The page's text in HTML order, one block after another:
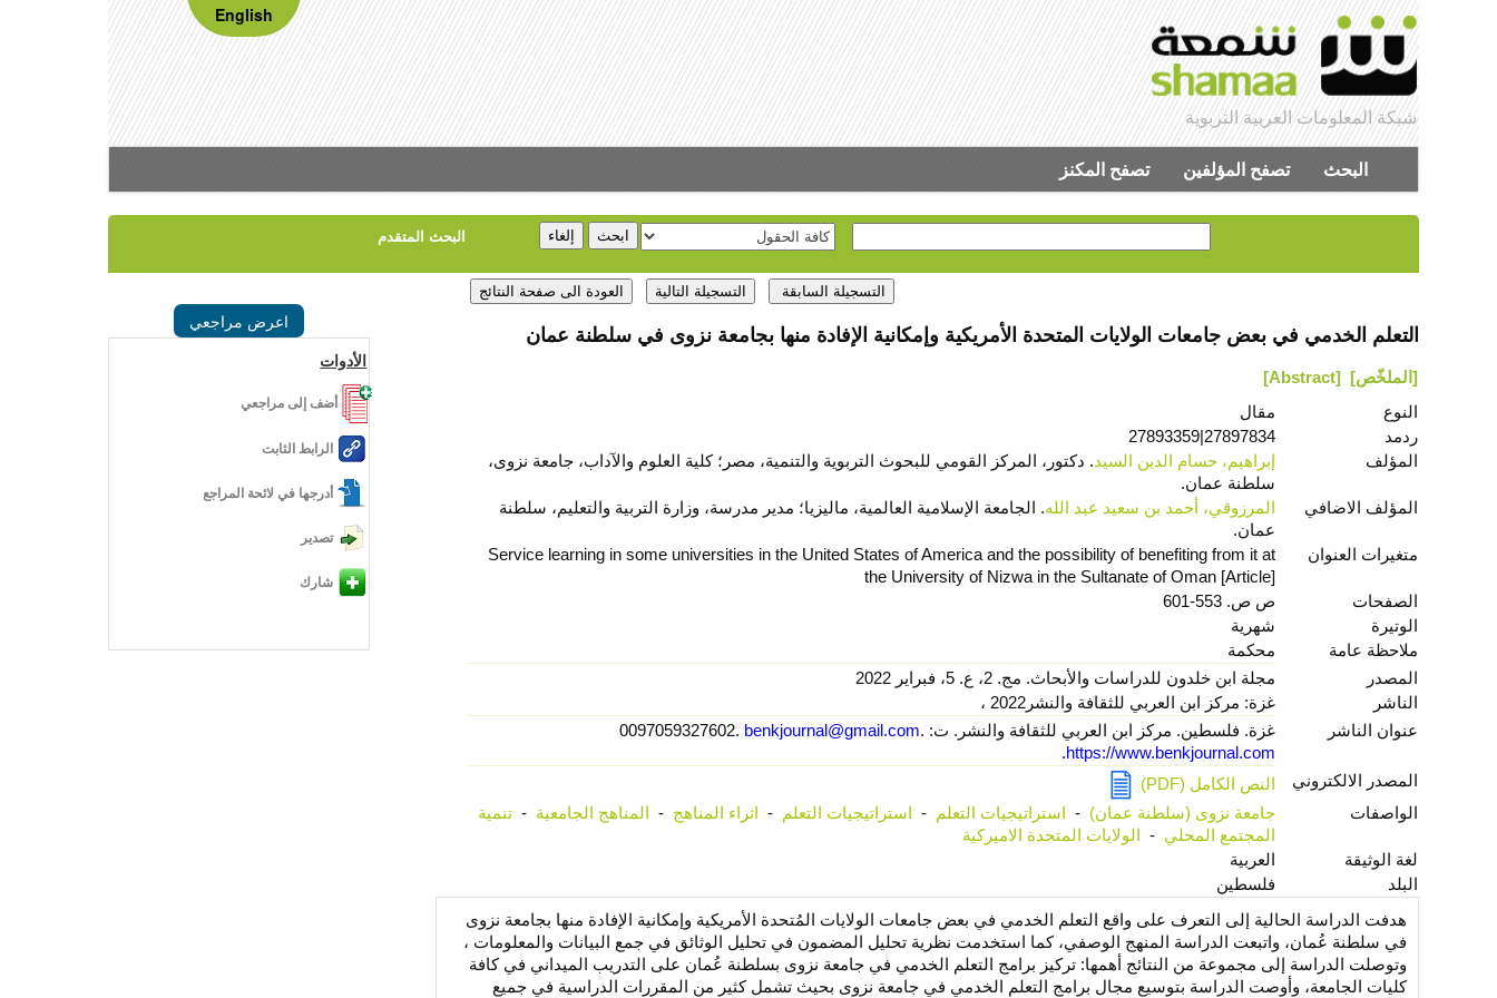
English
شبكة المعلومات العربية التربوية
البحث تصفح المؤلفين تصفح المكنز
البحث المتقدم
التعلم الخدمي في بعض جامعات الولايات المتحدة الأمريكية وإمكانية الإفادة منها بجامعة نزوى في سلطنة عمان‎
[الملخّص] [Abstract]
النوع
مقال
ردمد
27897834|27893359
المؤلف
إبراهيم، حسام الدين السيد. دكتور، المركز القومي للبحوث التربوية والتنمية، مصر؛ كلية العلوم والآداب، جامعة نزوى،
سلطنة عمان‎.
المؤلف الاضافي
المرزوقي، أحمد بن سعيد عبد الله. الجامعة الإسلامية العالمية، ماليزيا؛ مدير مدرسة، وزارة التربية والتعليم، سلطنة
عمان‎.
متغيرات العنوان
Service learning in some universities in the United States of America and the possibility of benefiting from it at
the University of Nizwa in the Sultanate of Oman [Article]
الصفحات
ص ص. 553-601‎
الوتيرة
شهرية‎
ملاحظة عامة
محكمة‎
المصدر
مجلة ابن خلدون للدراسات والأبحاث.‎ مج. 2، ع. 5، فبراير 2022‎
الناشر
غزة‎: مركز ابن العربي للثقافة والنشر‎، 2022
عنوان الناشر
غزة‎. فلسطين‎. مركز ابن العربي للثقافة والنشر‎. ت: 0097059327602‎. benkjournal@gmail.com.
https://www.benkjournal.com
.
المصدر الالكتروني
النص الكامل (PDF)‎
الواصفات
جامعة نزوى (سلطنة عمان) - استراتيجيات التعلم - استراتيجيات التعلم - اثراء المناهج - المناهج الجامعية - تنمية
المجتمع المحلي - الولايات المتحدة الاميركية
لغة الوثيقة
العربية
البلد
فلسطين
هدفت الدراسة الحالية إلى التعرف على واقع التعلم الخدمي في بعض جامعات الولايات المُتحدة الأمريكية وإمكانية الإفادة منها بجامعة نزوى
في سلطنة عُمان، واتبعت الدراسة المنهج الوصفي، كما استخدمت نظرية تحليل المضمون في تحليل الوثائق في جمع البيانات والمعلومات ،
وتوصلت الدراسة إلى مجموعة من النتائج أهمها: تركيز برامج التعلم الخدمي في جامعة نزوى بسلطنة عُمان على التدريب الميداني في كافة
كليات الجامعة، وأوصت الدراسة بتوسيع مجال برامج التعلم الخدمي في جامعة نزوى بحيث تشمل كثير من المقررات الدراسية في جميع
اعرض مراجعي
الأدوات
أضف إلى مراجعي
الرابط الثابت
أدرجها في لائحة المراجع
تصدير
شارك